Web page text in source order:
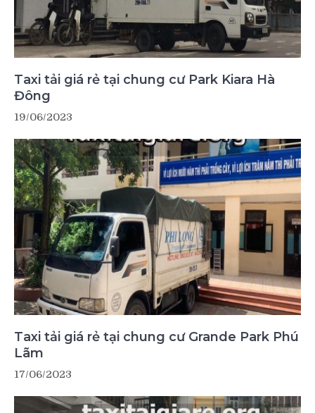
Taxi tải giá rẻ tại chung cư Park Kiara Hà
Đông
19/06/2023
Taxi tải giá rẻ tại chung cư Grande Park Phú
Lãm
17/06/2023